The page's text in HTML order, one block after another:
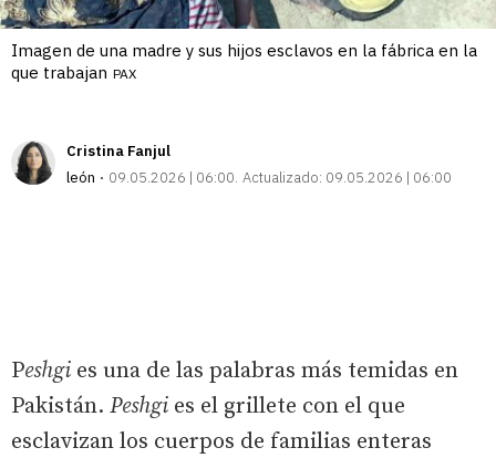
Imagen de una madre y sus hijos esclavos en la fábrica en la
que trabajan PAX
Cristina Fanjul
león
09.05.2026 | 06:00 Actualizado: 09.05.2026 | 06:00
Peshgi es una de las palabras más temidas en
Pakistán. Peshgi es el grillete con el que
esclavizan los cuerpos de familias enteras